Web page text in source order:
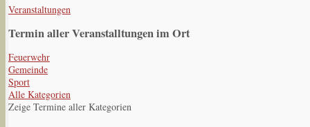
Veranstaltungen
Termin aller Veranstalltungen im Ort
Feuerwehr
Gemeinde
Sport
Alle Kategorien
Zeige Termine aller Kategorien